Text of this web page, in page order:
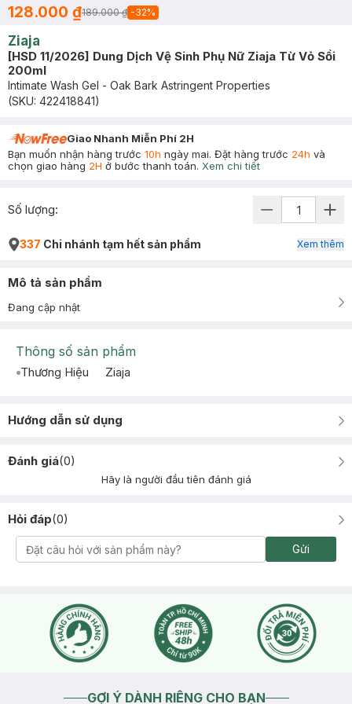
128.000 ₫189.000 ₫ -32%
Ziaja
[HSD 11/2026] Dung Dịch Vệ Sinh Phụ Nữ Ziaja Từ Vỏ Sồi
200ml
Intimate Wash Gel - Oak Bark Astringent Properties
(SKU: 422418841)
Giao Nhanh Miễn Phí 2H
Bạn muốn nhận hàng trước 10h ngày mai. Đặt hàng trước 24h và
chọn giao hàng 2H ở bước thanh toán. Xem chi tiết
Số lượng:
337 Chi nhánh tạm hết sản phẩm Xem thêm
Mô tả sản phẩm
Đang cập nhật
Thông số sản phẩm
Thương Hiệu Ziaja
Hướng dẫn sử dụng
Đánh giá(0)
Hãy là người đầu tiên đánh giá
Hỏi đáp(0)
Gửi
GỢI Ý DÀNH RIÊNG CHO BẠN